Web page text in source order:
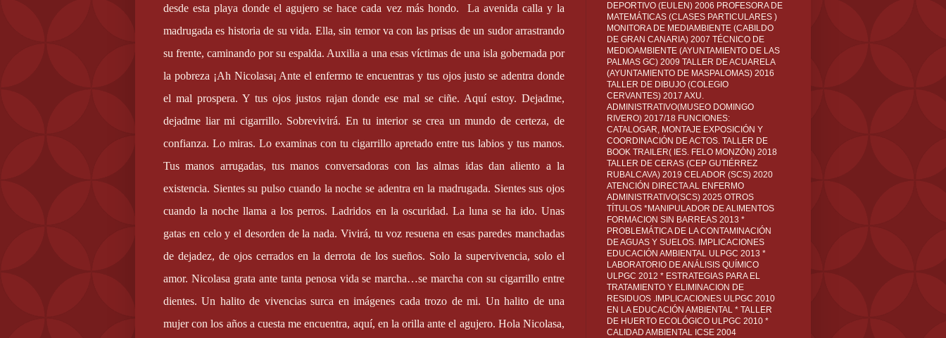
desde esta playa donde el agujero se hace cada vez más hondo.
La avenida calla y la
madrugada es historia de su vida. Ella, sin temor va con las prisas de un sudor arrastrando
su frente, caminando por su espalda. Auxilia a una esas víctimas de una isla gobernada por
la pobreza ¡Ah Nicolasa¡ Ante el enfermo te encuentras y tus ojos justo se adentra donde
el mal prospera. Y tus ojos justos rajan donde ese mal se ciñe. Aquí estoy. Dejadme,
dejadme liar mi cigarrillo. Sobrevivirá. En tu interior se crea un mundo de certeza, de
confianza. Lo miras. Lo examinas con tu cigarrillo apretado entre tus labios y tus manos.
Tus manos arrugadas, tus manos conversadoras con las almas idas dan aliento a la
existencia. Sientes su pulso cuando la noche se adentra en la madrugada. Sientes sus ojos
cuando la noche llama a los perros. Ladridos en la oscuridad. La luna se ha ido. Unas
gatas en celo y el desorden de la nada. Vivirá, tu voz resuena en esas paredes manchadas
de dejadez, de ojos cerrados en la derrota de los sueños. Solo la supervivencia, solo el
amor. Nicolasa grata ante tanta penosa vida se marcha…se marcha con su cigarrillo entre
dientes. Un halito de vivencias surca en imágenes cada trozo de mi. Un halito de una
mujer con los años a cuesta me encuentra, aquí, en la orilla ante el agujero. Hola Nicolasa,
DEPORTIVO (EULEN) 2006 PROFESORA DE
MATEMÁTICAS (CLASES PARTICULARES )
MONITORA DE MEDIAMBIENTE (CABILDO
DE GRAN CANARIA) 2007 TÉCNICO DE
MEDIOAMBIENTE (AYUNTAMIENTO DE LAS
PALMAS GC) 2009 TALLER DE ACUARELA
(AYUNTAMIENTO DE MASPALOMAS) 2016
TALLER DE DIBUJO (COLEGIO
CERVANTES) 2017 AXU.
ADMINISTRATIVO(MUSEO DOMINGO
RIVERO) 2017/18 FUNCIONES:
CATALOGAR, MONTAJE EXPOSICIÓN Y
COORDINACIÓN DE ACTOS. TALLER DE
BOOK TRAILER( IES. FELO MONZÓN) 2018
TALLER DE CERAS (CEP GUTIÉRREZ
RUBALCAVA) 2019 CELADOR (SCS) 2020
ATENCIÓN DIRECTA AL ENFERMO
ADMINISTRATIVO(SCS) 2025 OTROS
TÍTULOS *MANIPULADOR DE ALIMENTOS
FORMACION SIN BARREAS 2013 *
PROBLEMÁTICA DE LA CONTAMINACIÓN
DE AGUAS Y SUELOS. IMPLICACIONES
EDUCACIÓN AMBIENTAL ULPGC 2013 *
LABORATORIO DE ANÁLISIS QUÍMICO
ULPGC 2012 * ESTRATEGIAS PARA EL
TRATAMIENTO Y ELIMINACION DE
RESIDUOS .IMPLICACIONES ULPGC 2010
EN LA EDUCACIÓN AMBIENTAL * TALLER
DE HUERTO ECOLÓGICO ULPGC 2010 *
CALIDAD AMBIENTAL ICSE 2004